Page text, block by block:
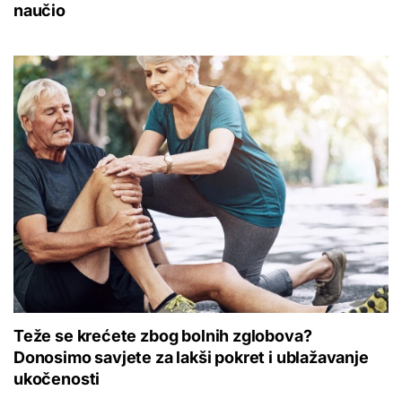
naučio
Teže se krećete zbog bolnih zglobova?
Donosimo savjete za lakši pokret i ublažavanje
ukočenosti